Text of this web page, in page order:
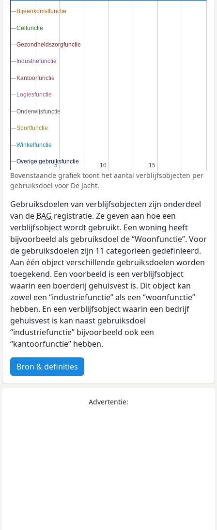
5
5 10
10 15
15
Bijeenkomstfunctie
Bijeenkomstfunctie
Celfunctie
Celfunctie
Gezondheidszorgfunctie
Gezondheidszorgfunctie
Industriefunctie
Industriefunctie
Kantoorfunctie
Kantoorfunctie
Logiesfunctie
Logiesfunctie
Onderwijsfunctie
Onderwijsfunctie
Sportfunctie
Sportfunctie
Winkelfunctie
Winkelfunctie
Overige gebruiksfunctie
Overige gebruiksfunctie
Bovenstaande grafiek toont het aantal verblijfsobjecten per
gebruiksdoel voor De Jacht.
Gebruiksdoelen van verblijfsobjecten zijn onderdeel
van de BAG registratie. Ze geven aan hoe een
verblijfsobject wordt gebruikt. Een woning heeft
bijvoorbeeld als gebruiksdoel de “Woonfunctie”. Voor
de gebruiksdoelen zijn 11 categorieën gedefinieerd.
Aan één object verschillende gebruiksdoelen worden
toegekend. Een voorbeeld is een verblijfsobject
waarin een boerderij gehuisvest is. Dit object kan
zowel een “industriefunctie” als een “woonfunctie”
hebben. En een verblijfsobject waarin een bedrijf
gehuisvest is kan naast gebruiksdoel
“industriefunctie” bijvoorbeeld ook een
“kantoorfunctie” hebben.
Bron & definities
Advertentie: